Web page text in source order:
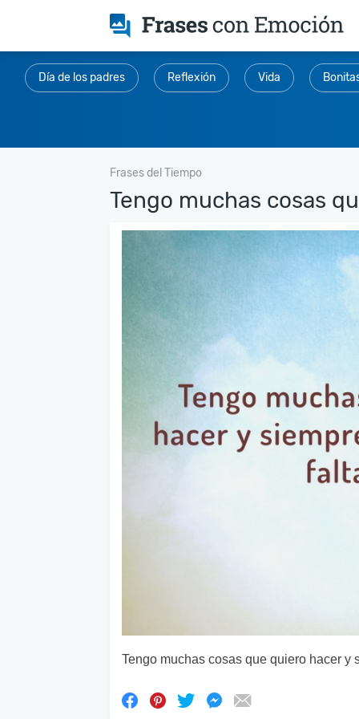
Día de los padres Reflexión Vida
Frases del Tiempo
Tengo muchas cosas
Tengo muchas cosas que quiero hacer y